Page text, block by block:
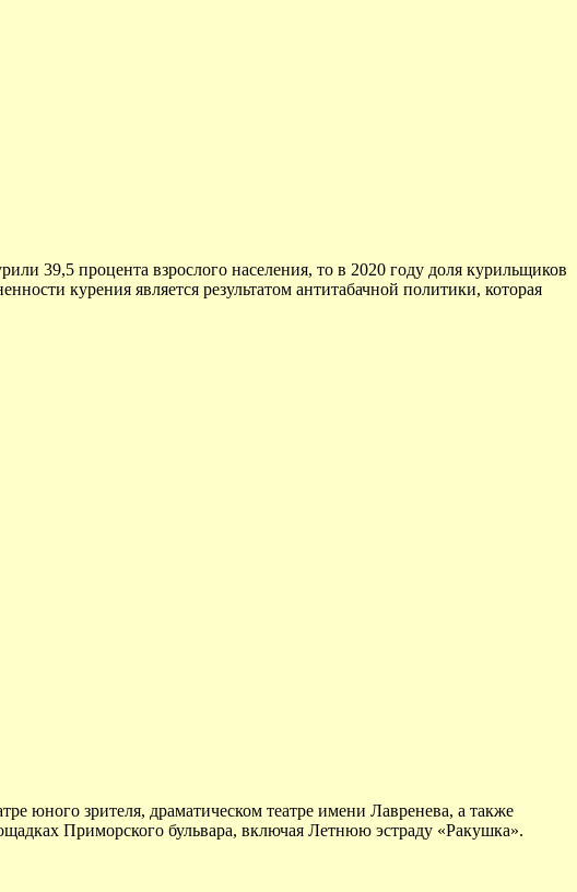
39,5 процента взрослого населения, то в 2020 году доля курильщиков
курения является результатом антитабачной политики, которая
юного зрителя, драматическом театре имени Лавренева, а также
Приморского бульвара, включая Летнюю эстраду «Ракушка».